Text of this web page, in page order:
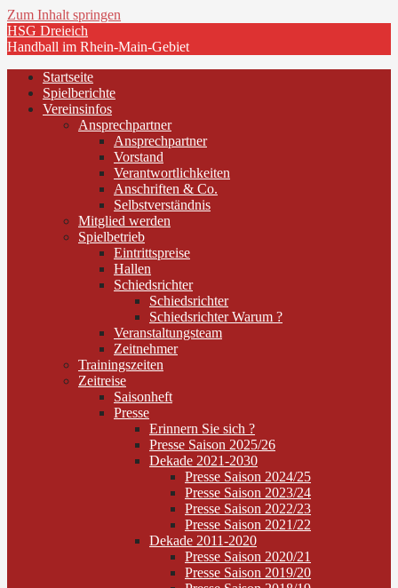
Zum Inhalt springen
HSG Dreieich
Handball im Rhein-Main-Gebiet
Startseite
Spielberichte
Vereinsinfos
Ansprechpartner
Ansprechpartner
Vorstand
Verantwortlichkeiten
Anschriften & Co.
Selbstverständnis
Mitglied werden
Spielbetrieb
Eintrittspreise
Hallen
Schiedsrichter
Schiedsrichter
Schiedsrichter Warum ?
Veranstaltungsteam
Zeitnehmer
Trainingszeiten
Zeitreise
Saisonheft
Presse
Erinnern Sie sich ?
Presse Saison 2025/26
Dekade 2021-2030
Presse Saison 2024/25
Presse Saison 2023/24
Presse Saison 2022/23
Presse Saison 2021/22
Dekade 2011-2020
Presse Saison 2020/21
Presse Saison 2019/20